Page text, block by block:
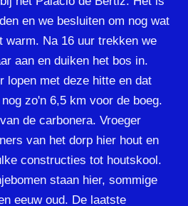
en we besluiten om nog wat
warm. Na 16 uur trekken we
aan en duiken het bos in.
lopen met deze hitte en dat
zo'n 6,5 km voor de boeg.
de carbonera. Vroeger
van het dorp hier hout en
constructies tot houtskool.
staan hier, sommige
eeuw oud. De laatste